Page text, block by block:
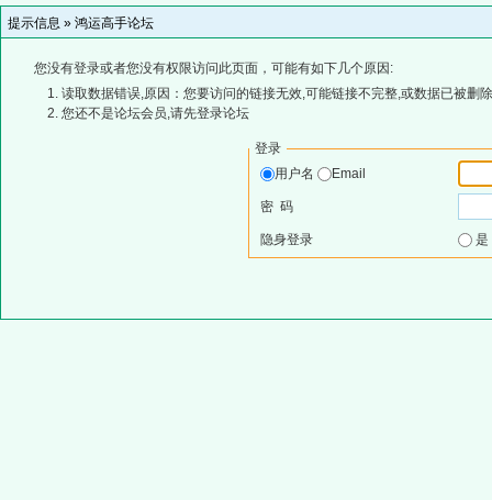
提示信息 » 鸿运高手论坛
您没有登录或者您没有权限访问此页面，可能有如下几个原因:
读取数据错误,原因：您要访问的链接无效,可能链接不完整,或数据已被删
您还不是论坛会员,请先登录论坛
登录
用户名
Email
密 码
隐身登录